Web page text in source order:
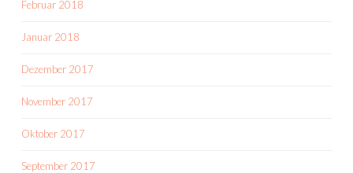
Februar 2018
Januar 2018
Dezember 2017
November 2017
Oktober 2017
September 2017